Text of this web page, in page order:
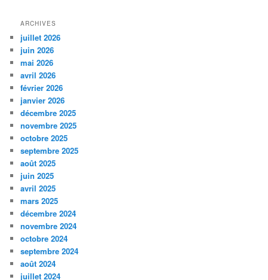
ARCHIVES
juillet 2026
juin 2026
mai 2026
avril 2026
février 2026
janvier 2026
décembre 2025
novembre 2025
octobre 2025
septembre 2025
août 2025
juin 2025
avril 2025
mars 2025
décembre 2024
novembre 2024
octobre 2024
septembre 2024
août 2024
juillet 2024